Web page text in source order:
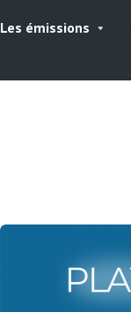
Les émissions